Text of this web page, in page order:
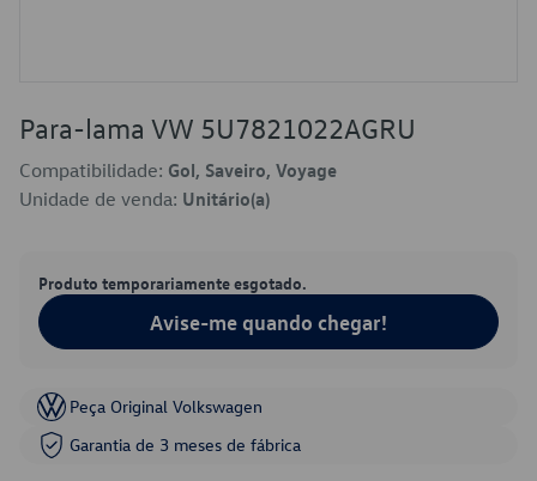
Para-lama VW 5U7821022AGRU
Compatibilidade: Gol, Saveiro, Voyage
Unidade de venda: Unitário(a)
Produto temporariamente esgotado.
Avise-me quando chegar!
Peça Original Volkswagen
Garantia de 3 meses de fábrica